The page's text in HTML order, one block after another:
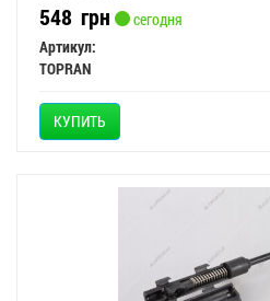
548 грн
сегодня
Артикул:
TOPRAN
КУПИТЬ